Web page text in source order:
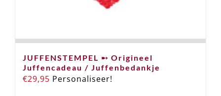
JUFFENSTEMPEL ➸ Origineel
Juffencadeau / Juffenbedankje
€29,95 Personaliseer!